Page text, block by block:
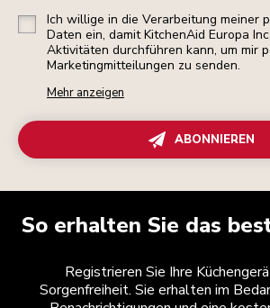
Ich willige in die Verarbeitung meiner
Daten ein, damit KitchenAid Europa
Aktivitäten durchführen kann, um mir
Marketingmitteilungen zu senden.
Mehr anzeigen
ABONNIEREN
So erhalten Sie das
Registrieren Sie Ihre
Sorgenfreiheit. Sie erhalten im